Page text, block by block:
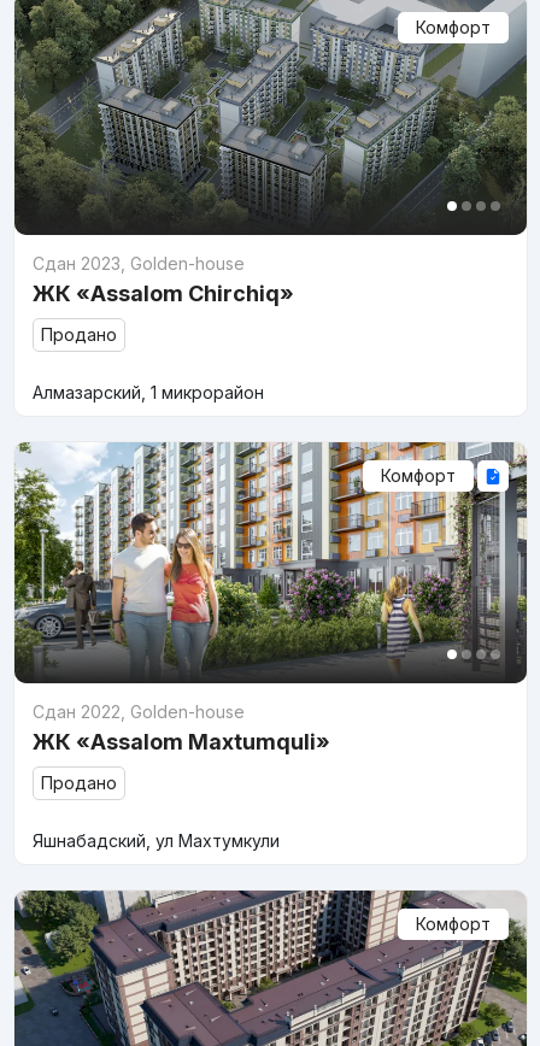
Комфорт
Сдан 2023 Golden-house
ЖК «Assalom Chirchiq»
Продано
Алмазарский, 1 микрорайон
Комфорт
Сдан 2022 Golden-house
ЖК «Assalom Maxtumquli»
Продано
Яшнабадский, ул Махтумкули
Комфорт